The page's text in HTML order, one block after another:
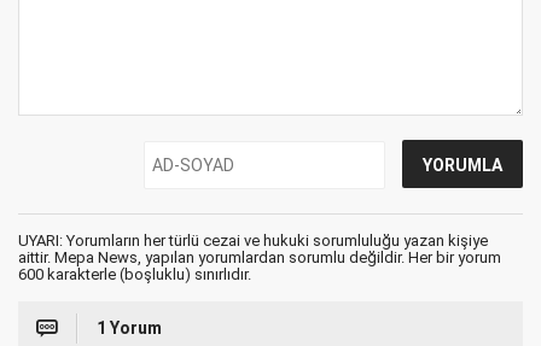
UYARI: Yorumların her türlü cezai ve hukuki sorumluluğu yazan kişiye
aittir. Mepa News, yapılan yorumlardan sorumlu değildir. Her bir yorum
600 karakterle (boşluklu) sınırlıdır.
1 Yorum